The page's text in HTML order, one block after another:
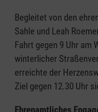
Begleitet von den
Sahle und Leah
Fahrt gegen 9 Uhr am
winterlicher
erreichte der
Ziel gegen 12.30 Uhr